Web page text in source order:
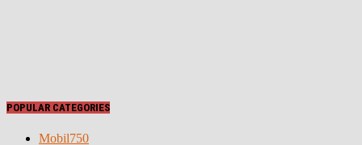
POPULAR CATEGORIES
Mobil750